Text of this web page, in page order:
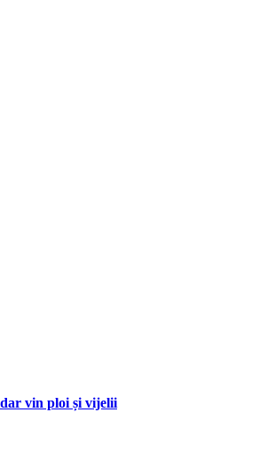
vin ploi și vijelii